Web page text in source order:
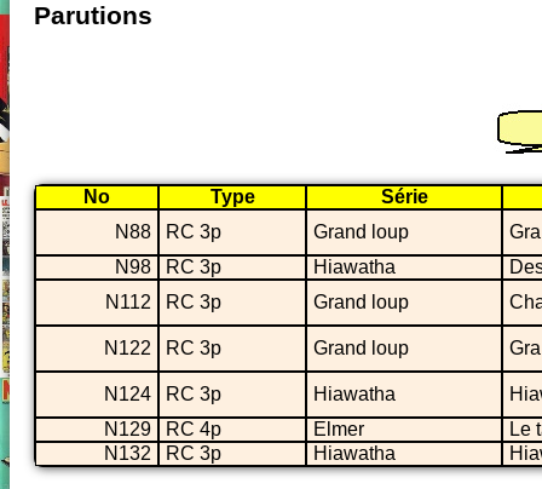
Parutions
No Type
Série
N88
RC 3p Grand loup
N98
RC 3p Hiawatha
N112
RC 3p Grand loup
N122 RC 3p Grand loup
N124 RC 3p Hiawatha
N129
RC 4p Elmer
Le
N132
RC 3p Hiawatha